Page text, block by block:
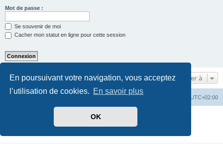
En poursuivant votre navigation, vous acceptez
l’utilisation de cookies. En savoir plus
OK
Mot de passe :
Se souvenir de moi
Cacher mon statut en ligne pour cette session
Aller à
UTC+02:00
Supprimer les cookies
phpBB® Forum Software © phpBB Limited
phpBB-fr.com